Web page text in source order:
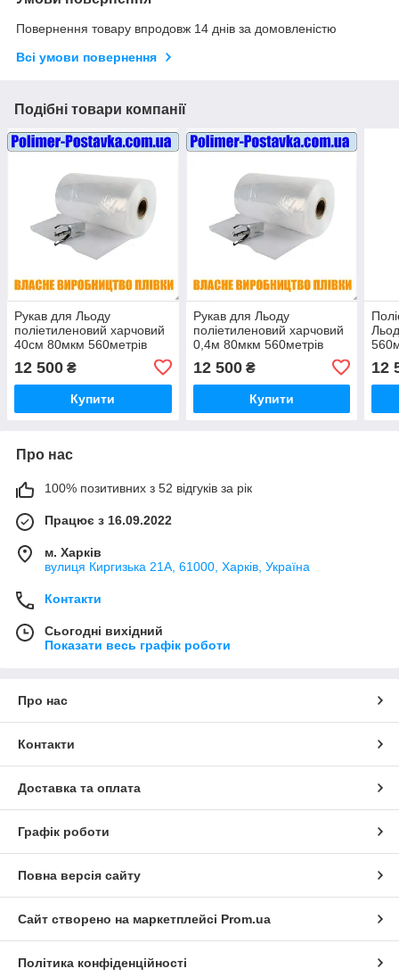
Повернення товару впродовж 14 днів за домовленістю
Всі умови повернення
Подібні товари компанії
Рукав для Льоду
поліетиленовий харчовий
40см 80мкм 560метрів
харчовий)
12 500 ₴
Купити
Рукав для Льоду
поліетиленовий харчовий
0,4м 80мкм 560метрів
харчовий)
12 500₴
Купити
12
Про нас
100% позитивних з 52 відгуків за рік
Працює з 16.09.2022
м. Харків
вулиця Киргизька 21А, 61000, Харків, Україна
Контакти
Сьогодні вихідний
Показати весь графік роботи
Про нас
Контакти
Доставка та оплата
Графік роботи
Повна версія сайту
Сайт створено на маркетплейсі Prom.ua
Політика конфіденційності